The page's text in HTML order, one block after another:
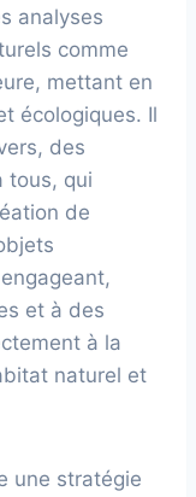
analyses
comme
mettant en
écologiques. Il
des
tous, qui
de
et à des
à la
naturel et
une stratégie